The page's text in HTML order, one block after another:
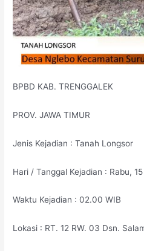
BPBD KAB. TRENGGALEK
PROV. JAWA TIMUR
Jenis Kejadian : Tanah Longsor
Hari / Tanggal Kejadian : Rabu,
Waktu Kejadian : 02.00 WIB
Lokasi : RT. 12 RW. 03 Dsn.